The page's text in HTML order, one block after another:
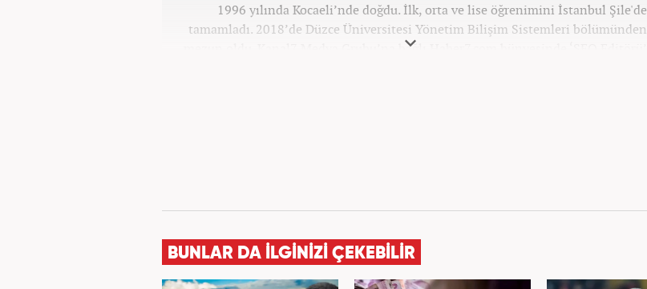
1996 yılında Kocaeli’nde doğdu. İlk, orta ve lise öğrenimini İstanbul Şile'de
tamamladı. 2018’de Düzce Üniversitesi Yönetim Bilişim Sistemleri bölümünden
mezun oldu. Kanal7 Medya Grubu’na bağlı Haber7.com bünyesinde ‘SEO Editörü’
BUNLAR DA İLGİNİZİ ÇEKEBİLİR